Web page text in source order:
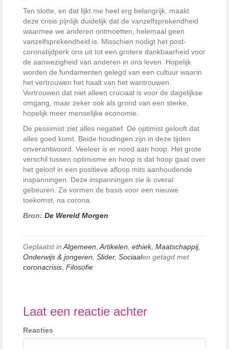
Ten slotte, en dat lijkt me heel erg belangrijk, maakt
deze crisis pijnlijk duidelijk dat de vanzelfsprekendheid
waarmee we anderen ontmoetten, helemaal geen
vanzelfsprekendheid is. Misschien nodigt het post-
coronatijdperk ons uit tot een grotere dankbaarheid voor
de aanwezigheid van anderen in ons leven. Hopelijk
worden de fundamenten gelegd van een cultuur waarin
het vertrouwen het haalt van het wantrouwen.
Vertrouwen dat niet alleen cruciaal is voor de dagelijkse
omgang, maar zeker ook als grond van een sterke,
hopelijk meer menselijke economie.
De pessimist ziet alles negatief. De optimist gelooft dat
alles goed komt. Beide houdingen zijn in deze tijden
onverantwoord. Veeleer is er nood aan hoop. Het grote
verschil tussen optimisme en hoop is dat hoop gaat over
het geloof in een positieve afloop mits aanhoudende
inspanningen. Deze inspanningen zie ik overal
gebeuren. Ze vormen de basis voor een nieuwe
toekomst, na corona.
Bron: De Wereld Morgen
Geplaatst in Algemeen Artikelen ethiek, Maatschappij,
Onderwijs & jongeren Slider, Sociaalen getagd met
coronacrisis Filosofie
Laat een reactie achter
Reacties